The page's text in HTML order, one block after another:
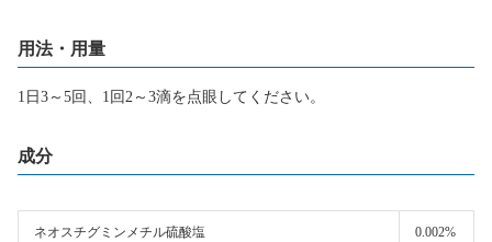
用法・用量
1日3～5回、1回2～3滴を点眼してください。
成分
ネオスチグミンメチル硫酸塩 0.002%